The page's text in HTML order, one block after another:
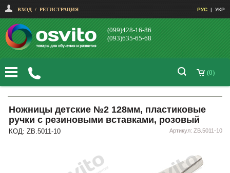
ВХОД / РЕГИСТРАЦИЯ РУС | УКР
(099)428-16-86
(093)635-65-68
(0)
Ножницы детские №2 128мм, пластиковые
ручки с резиновыми вставками, розовый
КОД: ZB.5011-10 Артикул: ZB.5011-10